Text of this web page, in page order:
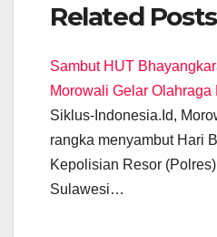
c
e
b
o
o
k
at
s
A
p
p
e
gr
a
m
ail
Related Posts
Sambut HUT
Morowali Gelar Olahraga
Siklus-Indonesia.Id,
rangka menyambut Hari
Kepolisian Resor
Sulawesi…